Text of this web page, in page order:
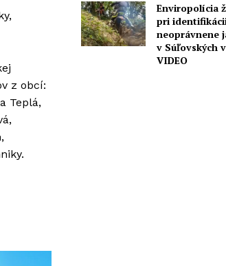
z obcí:
Teplá,
Enviropolícia
pri
neoprávnene
v Súľovských
VIDEO